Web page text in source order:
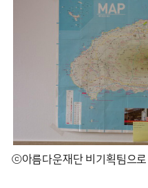
ⓒ아름다운재단 비기획팀으